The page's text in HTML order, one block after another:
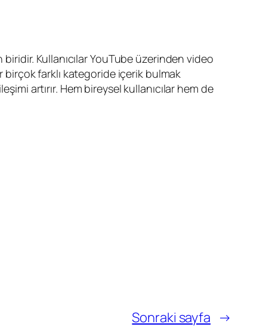
Kullanıcılar YouTube üzerinden video
farklı kategoride içerik bulmak
artırır. Hem bireysel kullanıcılar hem de
Sonraki sayfa →